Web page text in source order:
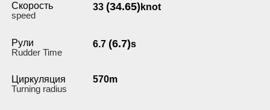
Скорость
speed
33 (34.65) knot
Рули
Rudder Time
6.7 (6.7)s
Циркуляция
Turning radius
570m